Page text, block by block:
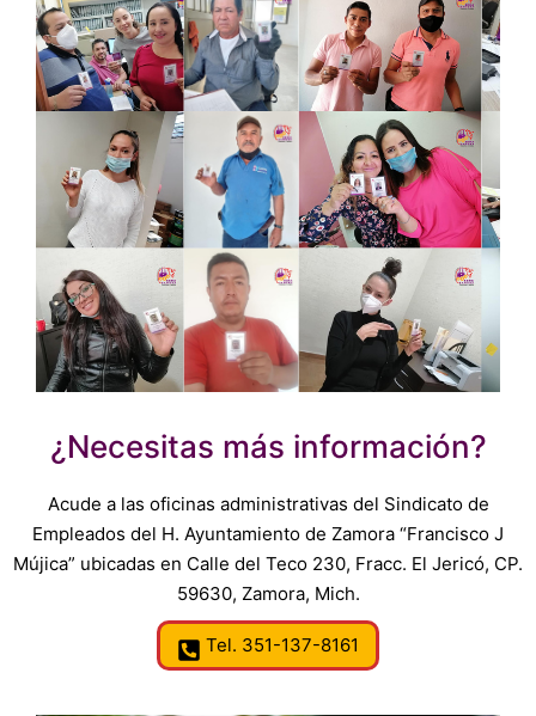
¿Necesitas más información?
Acude a las oficinas administrativas del Sindicato de
Empleados del H. Ayuntamiento de Zamora “Francisco J
Mújica” ubicadas en Calle del Teco 230, Fracc. El Jericó, CP.
59630, Zamora, Mich.
Tel. 351-137-8161